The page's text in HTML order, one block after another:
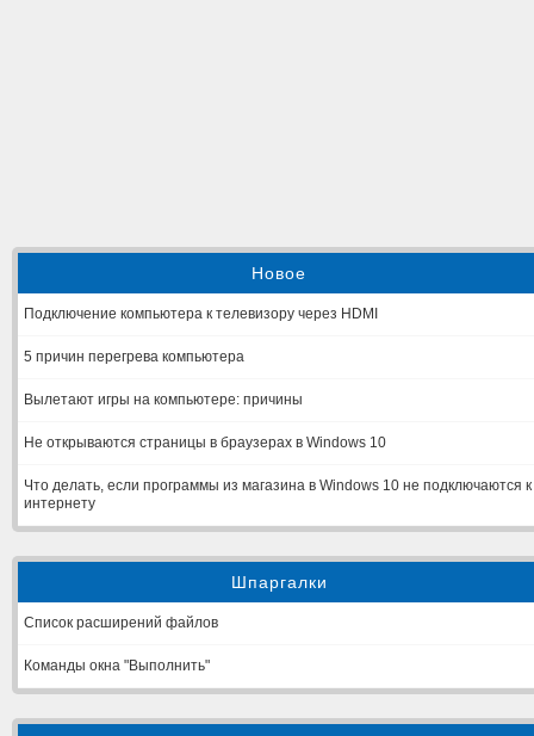
Новое
Подключение компьютера к телевизору через HDMI
5 причин перегрева компьютера
Вылетают игры на компьютере: причины
Не открываются страницы в браузерах в Windows 10
Что делать, если программы из магазина в Windows 10 не подключаются к
интернету
Шпаргалки
Список расширений файлов
Команды окна "Выполнить"